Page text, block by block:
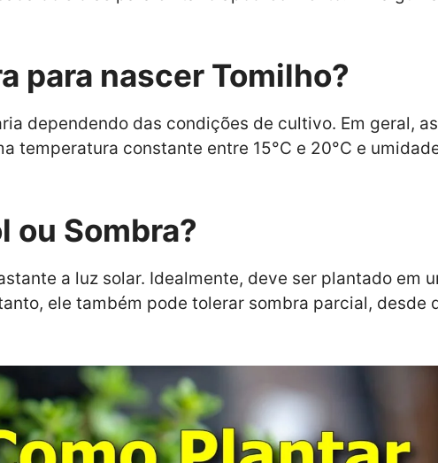
para nascer Tomilho?
dependendo das condições de cultivo. Em geral,
temperatura constante entre 15°C e 20°C e
ou Sombra?
a luz solar. Idealmente, deve ser plantado em
ele também pode tolerar sombra parcial, desde